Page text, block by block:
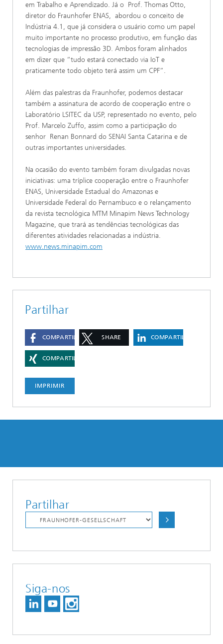
em Trabalho e Aprendizado. Já o Prof. Thomas Otto,
diretor do Fraunhofer ENAS, abordou o conceito de
Indústria 4.1, que já considera o usuário como um papel
muito importante no processo produtivo, em função das
tecnologias de impressão 3D. Ambos foram alinhados
em dizer que “tudo estará conectado via IoT e
praticamente todo objeto terá assim um CPF”.
Além das palestras da Fraunhofer, podemos destacar
também a assinatura de acordo de cooperação entre o
Laboratório LSITEC da USP, representado no evento, pelo
Prof. Marcelo Zuffo, assim como a participação do
senhor Renan Bonnard do SENAI Santa Catarina e de
outras importantes universidades.
Na ocasião do evento também foram divulgadas novas
iniciativas: uma tríplice cooperação entre o Fraunhofer
ENAS, Universidade Estadual do Amazonas e
Universidade Federal do Pernambuco e o relançamento
da revista tecnológica MTM Minapim News Technology
Magazine, que trará as tendências tecnológicas das
diferentes atividades relacionadas a indústria.
www.news.minapim.com
Partilhar
COMPARTILHAR SHARE COMPARTILHAR
COMPARTILHAR
IMPRIMIR
Partilhar
Siga-nos